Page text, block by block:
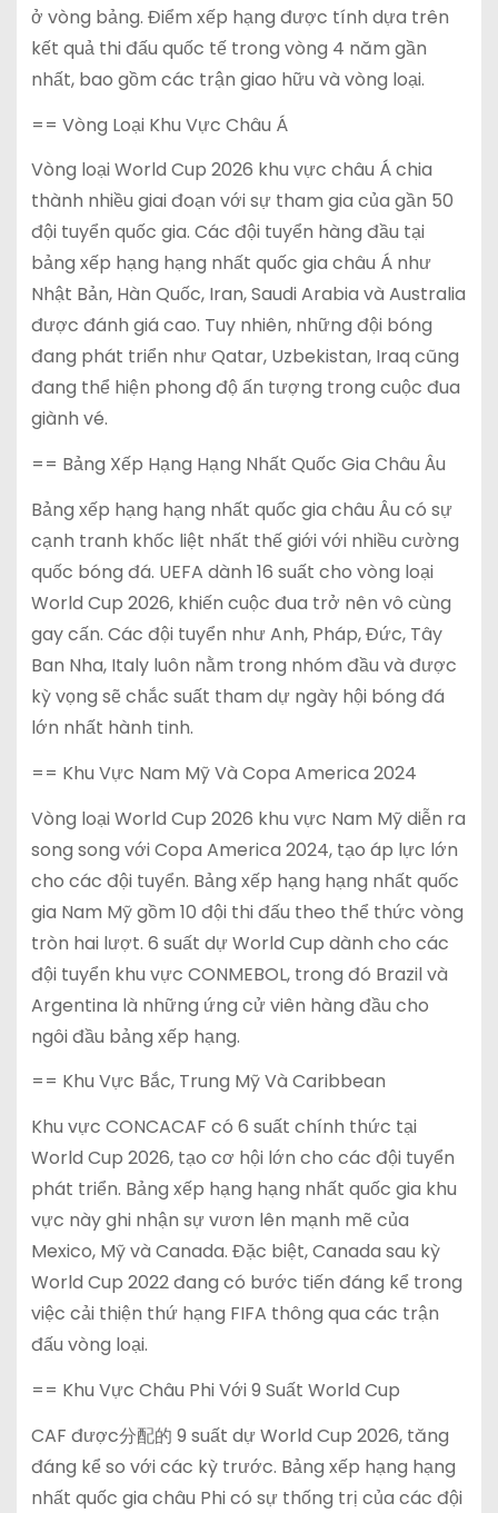
ở vòng bảng. Điểm xếp hạng được tính dựa trên
kết quả thi đấu quốc tế trong vòng 4 năm gần
nhất, bao gồm các trận giao hữu và vòng loại.
== Vòng Loại Khu Vực Châu Á
Vòng loại World Cup 2026 khu vực châu Á chia
thành nhiều giai đoạn với sự tham gia của gần 50
đội tuyển quốc gia. Các đội tuyển hàng đầu tại
bảng xếp hạng hạng nhất quốc gia châu Á như
Nhật Bản, Hàn Quốc, Iran, Saudi Arabia và Australia
được đánh giá cao. Tuy nhiên, những đội bóng
đang phát triển như Qatar, Uzbekistan, Iraq cũng
đang thể hiện phong độ ấn tượng trong cuộc đua
giành vé.
== Bảng Xếp Hạng Hạng Nhất Quốc Gia Châu Âu
Bảng xếp hạng hạng nhất quốc gia châu Âu có sự
cạnh tranh khốc liệt nhất thế giới với nhiều cường
quốc bóng đá. UEFA dành 16 suất cho vòng loại
World Cup 2026, khiến cuộc đua trở nên vô cùng
gay cấn. Các đội tuyển như Anh, Pháp, Đức, Tây
Ban Nha, Italy luôn nằm trong nhóm đầu và được
kỳ vọng sẽ chắc suất tham dự ngày hội bóng đá
lớn nhất hành tinh.
== Khu Vực Nam Mỹ Và Copa America 2024
Vòng loại World Cup 2026 khu vực Nam Mỹ diễn ra
song song với Copa America 2024, tạo áp lực lớn
cho các đội tuyển. Bảng xếp hạng hạng nhất quốc
gia Nam Mỹ gồm 10 đội thi đấu theo thể thức vòng
tròn hai lượt. 6 suất dự World Cup dành cho các
đội tuyển khu vực CONMEBOL, trong đó Brazil và
Argentina là những ứng cử viên hàng đầu cho
ngôi đầu bảng xếp hạng.
== Khu Vực Bắc, Trung Mỹ Và Caribbean
Khu vực CONCACAF có 6 suất chính thức tại
World Cup 2026, tạo cơ hội lớn cho các đội tuyển
phát triển. Bảng xếp hạng hạng nhất quốc gia khu
vực này ghi nhận sự vươn lên mạnh mẽ của
Mexico, Mỹ và Canada. Đặc biệt, Canada sau kỳ
World Cup 2022 đang có bước tiến đáng kể trong
việc cải thiện thứ hạng FIFA thông qua các trận
đấu vòng loại.
== Khu Vực Châu Phi Với 9 Suất World Cup
CAF được分配的 9 suất dự World Cup 2026, tăng
đáng kể so với các kỳ trước. Bảng xếp hạng hạng
nhất quốc gia châu Phi có sự thống trị của các đội